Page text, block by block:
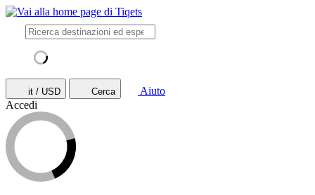
it / USD Cerca
Aiuto
Accedi